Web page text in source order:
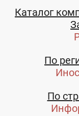
Каталог
По
По